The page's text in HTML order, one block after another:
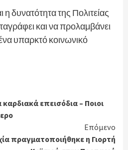
η δυνατότητα της Πολιτείας
και να προλαμβάνει
υπαρκτό κοινωνικό
επεισόδια – Ποιοι
Επόμενο
πραγματοποιήθηκε η Γιορτή